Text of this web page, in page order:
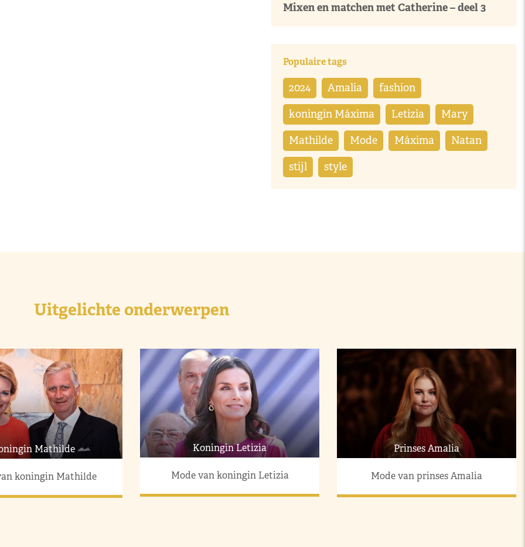
Mixen en matchen met Catherine – deel 3
Populaire tags
2024 Amalia fashion
koningin Máxima Letizia Mary
Mathilde Mode Máxima Natan
stijl style
Uitgelichte onderwerpen
Mathilde
koningin Mathilde
Koningin Letizia
Mode van koningin Letizia
Prinses Amalia
Mode van prinses Amalia